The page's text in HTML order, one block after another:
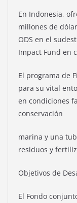
En Indonesia,
millones de
ODS en el
Impact Fund en
El programa de
para su vital
en condiciones
conservación
marina y una
residuos y
Objetivos de
El Fondo